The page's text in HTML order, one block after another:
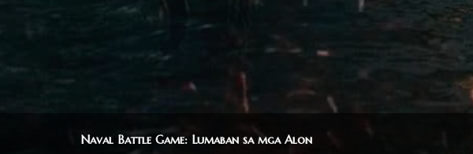
Naval Battle Game: Lumaban sa mga Alon